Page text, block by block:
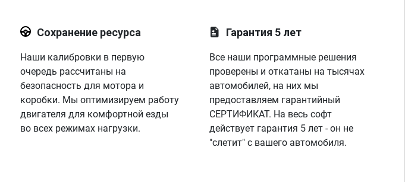
Сохранение ресурса
Наши калибровки в первую
очередь рассчитаны на
безопасность для мотора и
коробки. Мы оптимизируем работу
двигателя для комфортной езды
во всех режимах нагрузки.
Гарантия 5 лет
Все наши программные решения
проверены и откатаны на тысячах
автомобилей, на них мы
предоставляем гарантийный
СЕРТИФИКАТ. На весь софт
действует гарантия 5 лет - он не
"слетит" с вашего автомобиля.